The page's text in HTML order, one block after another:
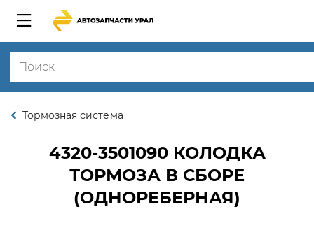
Тормозная система
4320-3501090КОЛОДКА
ТОРМОЗА В СБОРЕ
(ОДНОРЕБЕРНАЯ)